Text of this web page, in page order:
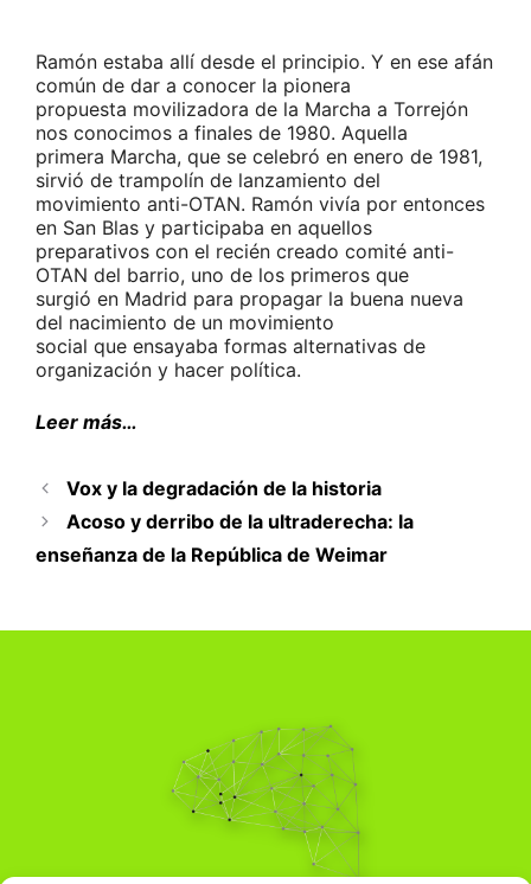
Ramón estaba allí desde el principio. Y en ese afán
común de dar a conocer la pionera
propuesta movilizadora de la Marcha a Torrejón
nos conocimos a finales de 1980. Aquella
primera Marcha, que se celebró en enero de 1981,
sirvió de trampolín de lanzamiento del
movimiento anti-OTAN. Ramón vivía por entonces
en San Blas y participaba en aquellos
preparativos con el recién creado comité anti-
OTAN del barrio, uno de los primeros que
surgió en Madrid para propagar la buena nueva
del nacimiento de un movimiento
social que ensayaba formas alternativas de
organización y hacer política.
Leer más…
Vox y la degradación de la historia
Acoso y derribo de la ultraderecha: la
enseñanza de la República de Weimar